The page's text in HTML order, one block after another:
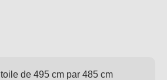
de 495 cm par 485 cm